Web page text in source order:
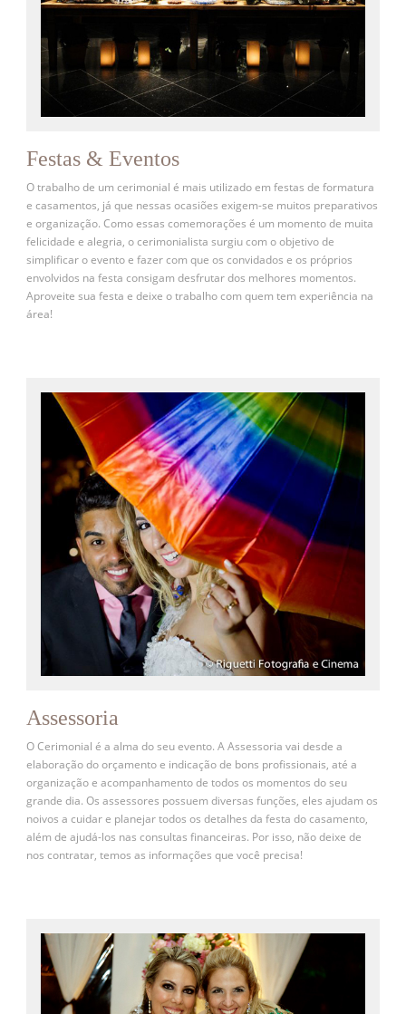
Festas & Eventos
O trabalho de um cerimonial é mais utilizado em festas de formatura
e casamentos, já que nessas ocasiões exigem-se muitos preparativos
e organização. Como essas comemorações é um momento de muita
felicidade e alegria, o cerimonialista surgiu com o objetivo de
simplificar o evento e fazer com que os convidados e os próprios
envolvidos na festa consigam desfrutar dos melhores momentos.
Aproveite sua festa e deixe o trabalho com quem tem experiência na
área!
Assessoria
O Cerimonial é a alma do seu evento. A Assessoria vai desde a
elaboração do orçamento e indicação de bons profissionais, até a
organização e acompanhamento de todos os momentos do seu
grande dia. Os assessores possuem diversas funções, eles ajudam os
noivos a cuidar e planejar todos os detalhes da festa do casamento,
além de ajudá-los nas consultas financeiras. Por isso, não deixe de
nos contratar, temos as informações que você precisa!